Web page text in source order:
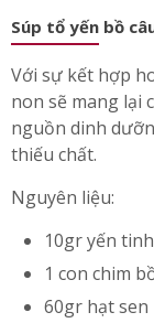
Súp tổ yến bồ
Với sự kết hợp
non sẽ mang lại
nguồn dinh
thiếu chất.
Nguyên liệu:
10gr yến
1 con chim
60gr hạt sen